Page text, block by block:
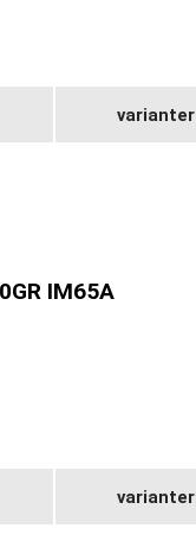
varianter
IM65A
varianter